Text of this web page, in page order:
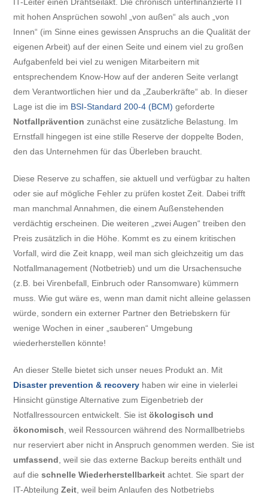
mit hohen Ansprüchen sowohl „von außen“ als auch „von
Innen“ (im Sinne eines gewissen Anspruchs an die Qualität der
eigenen Arbeit) auf der einen Seite und einem viel zu großen
Aufgabenfeld bei viel zu wenigen Mitarbeitern mit
entsprechendem Know-How auf der anderen Seite verlangt
dem Verantwortlichen hier und da „Zauberkräfte“ ab. In dieser
Lage ist die im BSI-Standard 200-4 (BCM) geforderte
Notfallprävention zunächst eine zusätzliche Belastung. Im
Ernstfall hingegen ist eine stille Reserve der doppelte Boden,
den das Unternehmen für das Überleben braucht.
Diese Reserve zu schaffen, sie aktuell und verfügbar zu halten
oder sie auf mögliche Fehler zu prüfen kostet Zeit. Dabei trifft
man manchmal Annahmen, die einem Außenstehenden
verdächtig erscheinen. Die weiteren „zwei Augen“ treiben den
Preis zusätzlich in die Höhe. Kommt es zu einem kritischen
Vorfall, wird die Zeit knapp, weil man sich gleichzeitig um das
Notfallmanagement (Notbetrieb) und um die Ursachensuche
(z.B. bei Virenbefall, Einbruch oder Ransomware) kümmern
muss. Wie gut wäre es, wenn man damit nicht alleine gelassen
würde, sondern ein externer Partner den Betriebskern für
wenige Wochen in einer „sauberen“ Umgebung
wiederherstellen könnte!
An dieser Stelle bietet sich unser neues Produkt an. Mit
Disaster prevention & recovery haben wir eine in vielerlei
Hinsicht günstige Alternative zum Eigenbetrieb der
Notfallressourcen entwickelt. Sie istökologisch und
ökonomisch , weil Ressourcen während des Normallbetriebs
nur reserviert aber nicht in Anspruch genommen werden. Sie ist
umfassend , weil sie das externe Backup bereits enthält und
auf dieschnelle Wiederherstellbarkeit achtet. Sie spart der
IT-AbteilungZeit , weil beim Anlaufen des Notbetriebs